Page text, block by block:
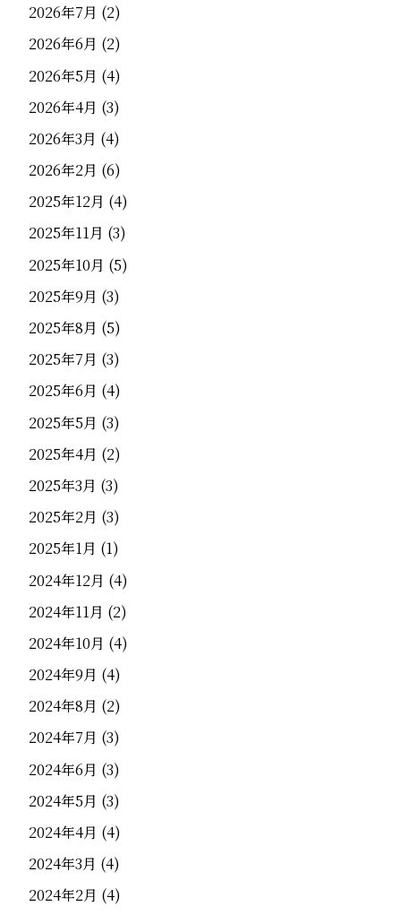
2026年7月 (2)
2026年6月 (2)
2026年5月 (4)
2026年4月 (3)
2026年3月 (4)
2026年2月 (6)
2025年12月 (4)
2025年11月 (3)
2025年10月 (5)
2025年9月 (3)
2025年8月 (5)
2025年7月 (3)
2025年6月 (4)
2025年5月 (3)
2025年4月 (2)
2025年3月 (3)
2025年2月 (3)
2025年1月 (1)
2024年12月 (4)
2024年11月 (2)
2024年10月 (4)
2024年9月 (4)
2024年8月 (2)
2024年7月 (3)
2024年6月 (3)
2024年5月 (3)
2024年4月 (4)
2024年3月 (4)
2024年2月 (4)